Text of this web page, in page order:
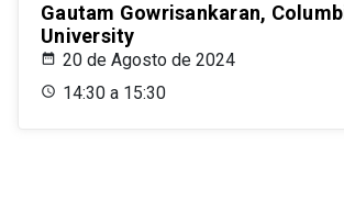
Gautam Gowrisankaran,
University
20 de Agosto de 2024
14:30 a 15:30